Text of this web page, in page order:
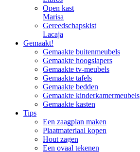
Open kast
Marisa
Gereedschapskist
Lacaja
Gemaakt!
Gemaakte buitenmeubels
Gemaakte hoogslapers
Gemaakte tv-meubels
Gemaakte tafels
Gemaakte bedden
Gemaakte kinderkamermeubels
Gemaakte kasten
Tips
Een zaagplan maken
Plaatmateriaal kopen
Hout zagen
Een ovaal tekenen